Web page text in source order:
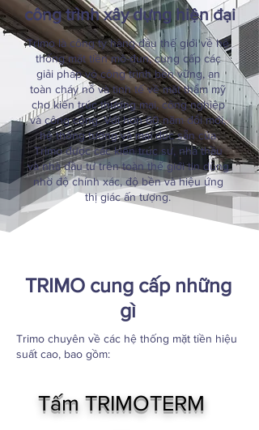
công trình xây dựng hiện đại
Trimo là công ty hàng đầu thế giới về hệ
thống mặt tiền mô-đun, cung cấp các
giải pháp vỏ công trình bền vững, an
toàn cháy nổ và tinh tế về mặt thẩm mỹ
cho kiến trúc thương mại, công nghiệp
và công cộng. Với hơn 60 năm đổi mới,
hệ thống tường và mái đúc sẵn của
Trimo được các kiến trúc sư, nhà thầu
và nhà đầu tư trên toàn thế giới tin dùng
nhờ độ chính xác, độ bền và hiệu ứng
thị giác ấn tượng.
TRIMO cung cấp những
gì
Trimo chuyên về các hệ thống mặt tiền hiệu
suất cao, bao gồm:
Tấm TRIMOTERM